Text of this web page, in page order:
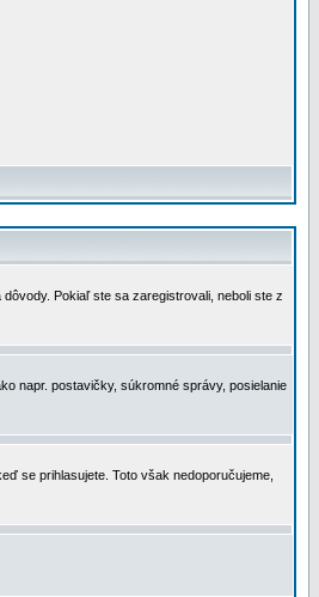
Pokiaľ ste sa zaregistrovali, neboli ste z
napr. postavičky, súkromné správy, posielanie
se prihlasujete. Toto však nedoporučujeme,